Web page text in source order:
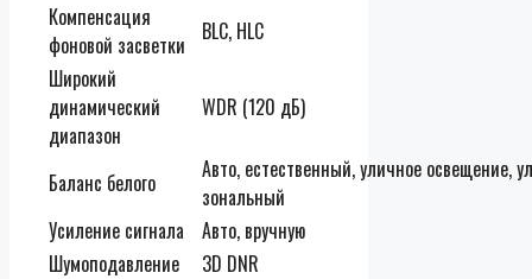
Компенсация
фоновой засветки
BLC, HLC
Широкий
динамический
диапазон
WDR (120 дБ)
Баланс белого
Авто, естественный, уличное освещение,
зональный
Усиление сигнала
Авто, вручную
Шумоподавление
3D DNR